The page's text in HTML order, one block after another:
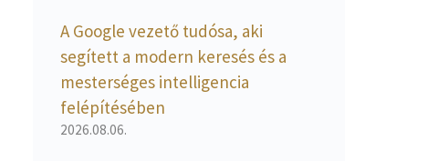
A Google vezető tudósa, aki
segített a modern keresés és a
mesterséges intelligencia
felépítésében
2026.08.06.